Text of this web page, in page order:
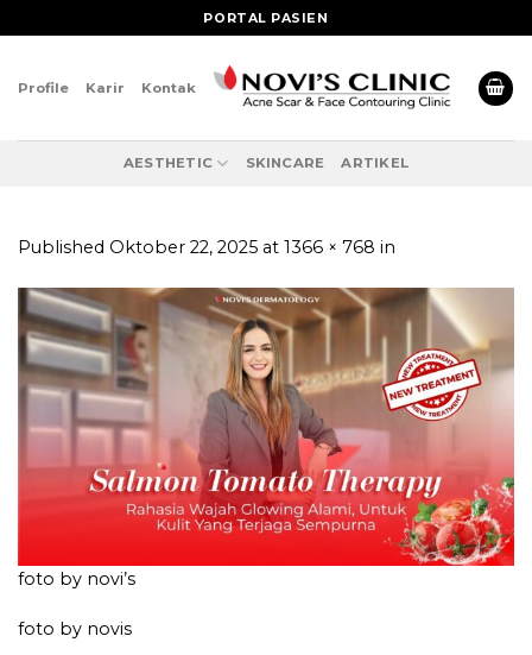
to
PORTAL PASIEN
Profile Karir Kontak
AESTHETIC SKINCARE ARTIKEL
Published Oktober 22, 2025 at 1366 × 768 in
foto by novi’s
foto by novis